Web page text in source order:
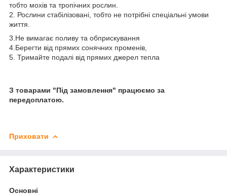
тобто мохів та тропічних рослин.
2. Рослини стабілізовані, тобто не потрібні спеціальні умови
життя.
3.Не вимагає поливу та обприскування
4.Берегти від прямих сонячних променів,
5. Тримайте подалі від прямих джерел тепла
З товарами "Під замовлення" працюємо за
передоплатою.
Приховати
Характеристики
Основні